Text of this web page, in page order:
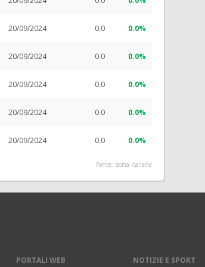
20/09/2024 0.0 0.0%
20/09/2024 0.0 0.0%
20/09/2024 0.0 0.0%
20/09/2024 0.0 0.0%
20/09/2024 0.0 0.0%
Fonte: borsa italiana
PORTALI WEB NOTIZIE E SPORT